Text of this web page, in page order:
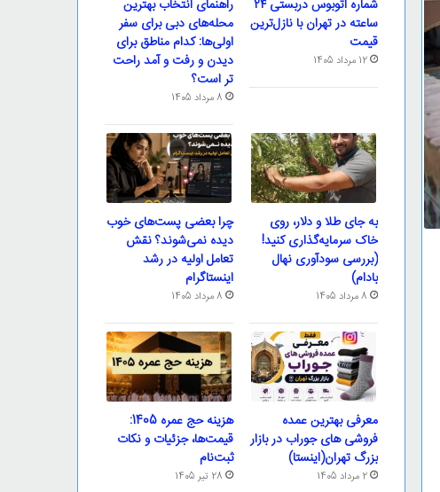
شماره اتوبوس دربستی ۲۴
ساعته در تهران با نازل‌ترین
قیمت
12 مرداد 1405
راهنمای انتخاب بهترین
محله‌های دبی برای سفر
اولی‌ها: کدام مناطق برای
دیدن و رفت و آمد راحت
تر است؟
8 مرداد 1405
به جای طلا و دلار، روی
خاک سرمایه‌گذاری کنید!
(بررسی سودآوری نهال
بادام)
8 مرداد 1405
چرا بعضی پست‌های خوب
دیده نمی‌شوند؟ نقش
تعامل اولیه در رشد
اینستاگرام
8 مرداد 1405
معرفی بهترین عمده
فروشی های جوراب در بازار
بزرگ تهران(اینستا)
2 مرداد 1405
هزینه حج عمره 1405:
قیمت‌ها، جزئیات و نکات
ثبت‌نام
28 تیر 1405